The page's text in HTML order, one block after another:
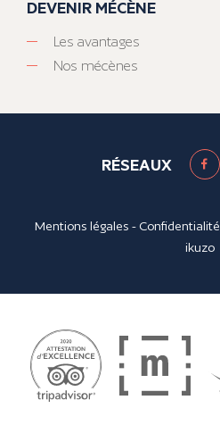
DEVENIR MÉCÈNE
Les avantages
Nos mécènes
RÉSEAUX
Mentions légales - Confidentialité
ikuzo